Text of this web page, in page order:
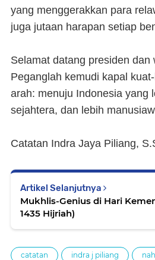
yang menggerakkan para
juga jutaan harapan setiap
Selamat datang presiden dan
Peganglah kemudi kapal
arah: menuju Indonesia yang
sejahtera, dan lebih
Catatan Indra Jaya Piliang,
Artikel Selanjutnya
Mukhlis-Genius di Hari
1435 Hijriah)
catatan indra j piliang